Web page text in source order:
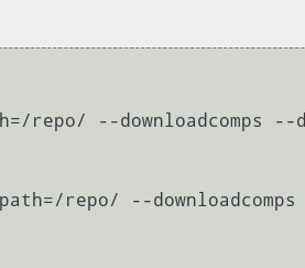
repo/ --downloadcomps --
repo/ --downloadcomps